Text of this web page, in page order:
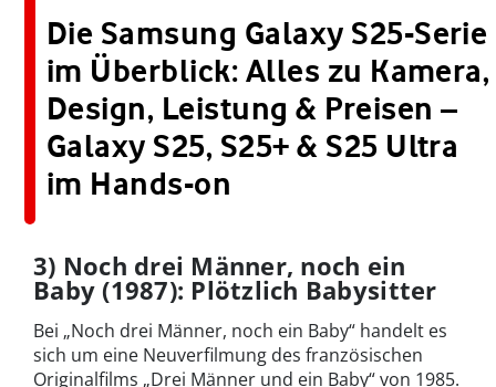
Die Samsung Galaxy S25-Serie
im Überblick: Alles zu Kamera,
Design, Leistung & Preisen –
Galaxy S25, S25+ & S25 Ultra
im Hands-on
3) Noch drei Männer, noch ein
Baby (1987): Plötzlich Babysitter
Bei „Noch drei Männer, noch ein Baby“ handelt es
sich um eine Neuverfilmung des französischen
Originalfilms „Drei Männer und ein Baby“ von 1985.